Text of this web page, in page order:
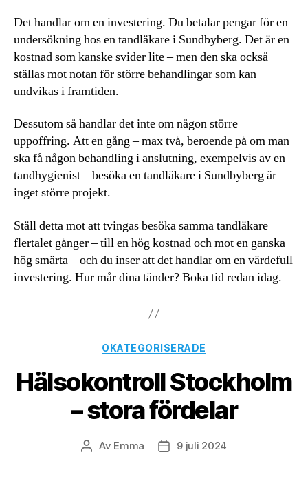
Det handlar om en investering. Du betalar pengar för en
undersökning hos en tandläkare i Sundbyberg. Det är en
kostnad som kanske svider lite – men den ska också
ställas mot notan för större behandlingar som kan
undvikas i framtiden.
Dessutom så handlar det inte om någon större
uppoffring. Att en gång – max två, beroende på om man
ska få någon behandling i anslutning, exempelvis av en
tandhygienist – besöka en tandläkare i Sundbyberg är
inget större projekt.
Ställ detta mot att tvingas besöka samma tandläkare
flertalet gånger – till en hög kostnad och mot en ganska
hög smärta – och du inser att det handlar om en värdefull
investering. Hur mår dina tänder? Boka tid redan idag.
Kategorier
OKATEGORISERADE
Hälsokontroll Stockholm
– stora fördelar
Inläggsförfattare
Av Emma Inläggsdatum
9 juli 2024